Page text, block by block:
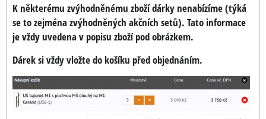
K některému zvýhodněnému zboží dárky nenabízíme (týká
se to zejména zvýhodněných akčních setů). Tato informace
je vždy uvedena v popisu zboží pod obrázkem.
Dárek si vždy vložte do košíku před objednáním.